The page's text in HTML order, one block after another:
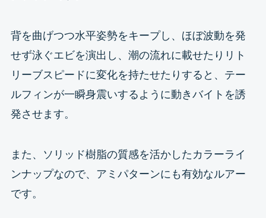
背を曲げつつ水平姿勢をキープし、ほぼ波動を発
せず泳ぐエビを演出し、潮の流れに載せたりリト
リーブスピードに変化を持たせたりすると、テー
ルフィンが一瞬身震いするように動きバイトを誘
発させます。
また、ソリッド樹脂の質感を活かしたカラーライ
ンナップなので、アミパターンにも有効なルアー
です。